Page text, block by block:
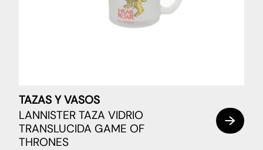
TAZAS Y VASOS
LANNISTER TAZA VIDRIO
TRANSLUCIDA GAME OF
THRONES